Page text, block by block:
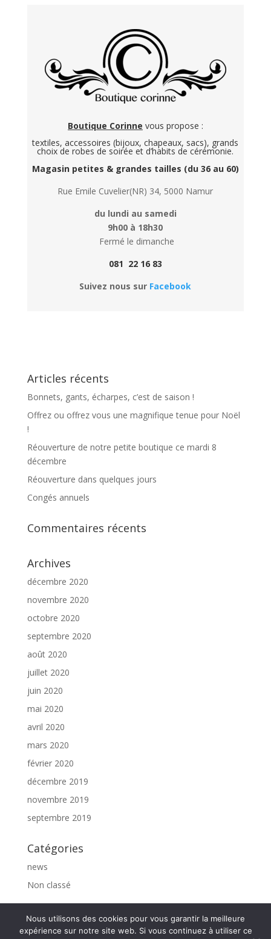
Boutique Corinne vous propose :
textiles, accessoires (bijoux, chapeaux, sacs), grands
choix de robes de soirée et d’habits de cérémonie.
Magasin petites & grandes tailles (du 36 au 60)
Rue Emile Cuvelier(NR) 34, 5000 Namur
du lundi au samedi
9h00 à 18h30
Fermé le dimanche
081 22 16 83
Suivez nous sur Facebook
Articles récents
Bonnets, gants, écharpes, c’est de saison !
Offrez ou offrez vous une magnifique tenue pour Noël
!
Réouverture de notre petite boutique ce mardi 8
décembre
Réouverture dans quelques jours
Congés annuels
Commentaires récents
Archives
décembre 2020
novembre 2020
octobre 2020
septembre 2020
août 2020
juillet 2020
juin 2020
mai 2020
avril 2020
mars 2020
février 2020
décembre 2019
novembre 2019
septembre 2019
Catégories
news
Non classé
Nous utilisons des cookies pour vous garantir la meilleure
expérience sur notre site web. Si vous continuez à utiliser ce